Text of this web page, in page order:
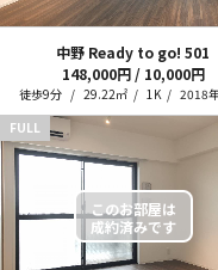
中野 Ready to go! 501
148,000円 / 10,000円
徒歩9分 29.22㎡ 1K 2018
FULL